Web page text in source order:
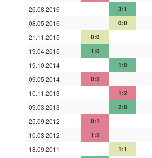
26.08.2016
3:1
08.05.2016
0:0
21.11.2015
0:0
19.04.2015
1:0
19.10.2014
1:0
09.05.2014
0:2
10.11.2013
1:2
09.03.2013
2:0
25.09.2012
0:1
10.03.2012
1:2
18.09.2011
1:1